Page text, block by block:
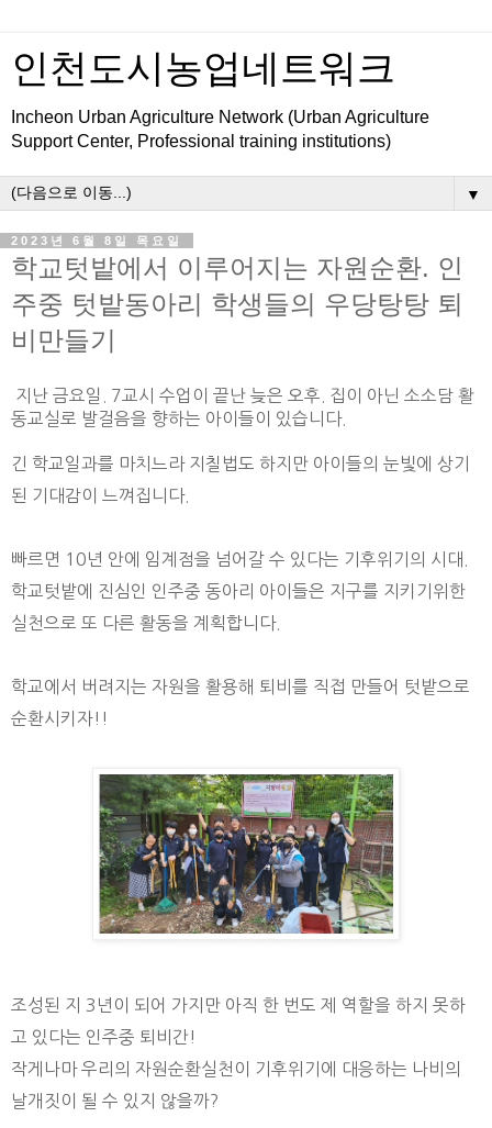
인천도시농업네트워크
Incheon Urban Agriculture Network (Urban Agriculture
Support Center, Professional training institutions)
▼
2023년 6월 8일 목요일
학교텃밭에서 이루어지는 자원순환. 인
주중 텃밭동아리 학생들의 우당탕탕 퇴
비만들기
지난 금요일. 7교시 수업이 끝난 늦은 오후. 집이 아닌 소소담 활
동교실로 발걸음을 향하는 아이들이 있습니다.
긴 학교일과를 마치느라 지칠법도 하지만 아이들의 눈빛에 상기
된 기대감이 느껴집니다.
빠르면 10년 안에 임계점을 넘어갈 수 있다는 기후위기의 시대.
학교텃밭에 진심인 인주중 동아리 아이들은 지구를 지키기위한
실천으로 또 다른 활동을 계획합니다.
학교에서 버려지는 자원을 활용해 퇴비를 직접 만들어 텃밭으로
순환시키자!!
조성된 지 3년이 되어 가지만 아직 한 번도 제 역할을 하지 못하
고 있다는 인주중 퇴비간!
작게나마 우리의 자원순환실천이 기후위기에 대응하는 나비의
날개짓이 될 수 있지 않을까?